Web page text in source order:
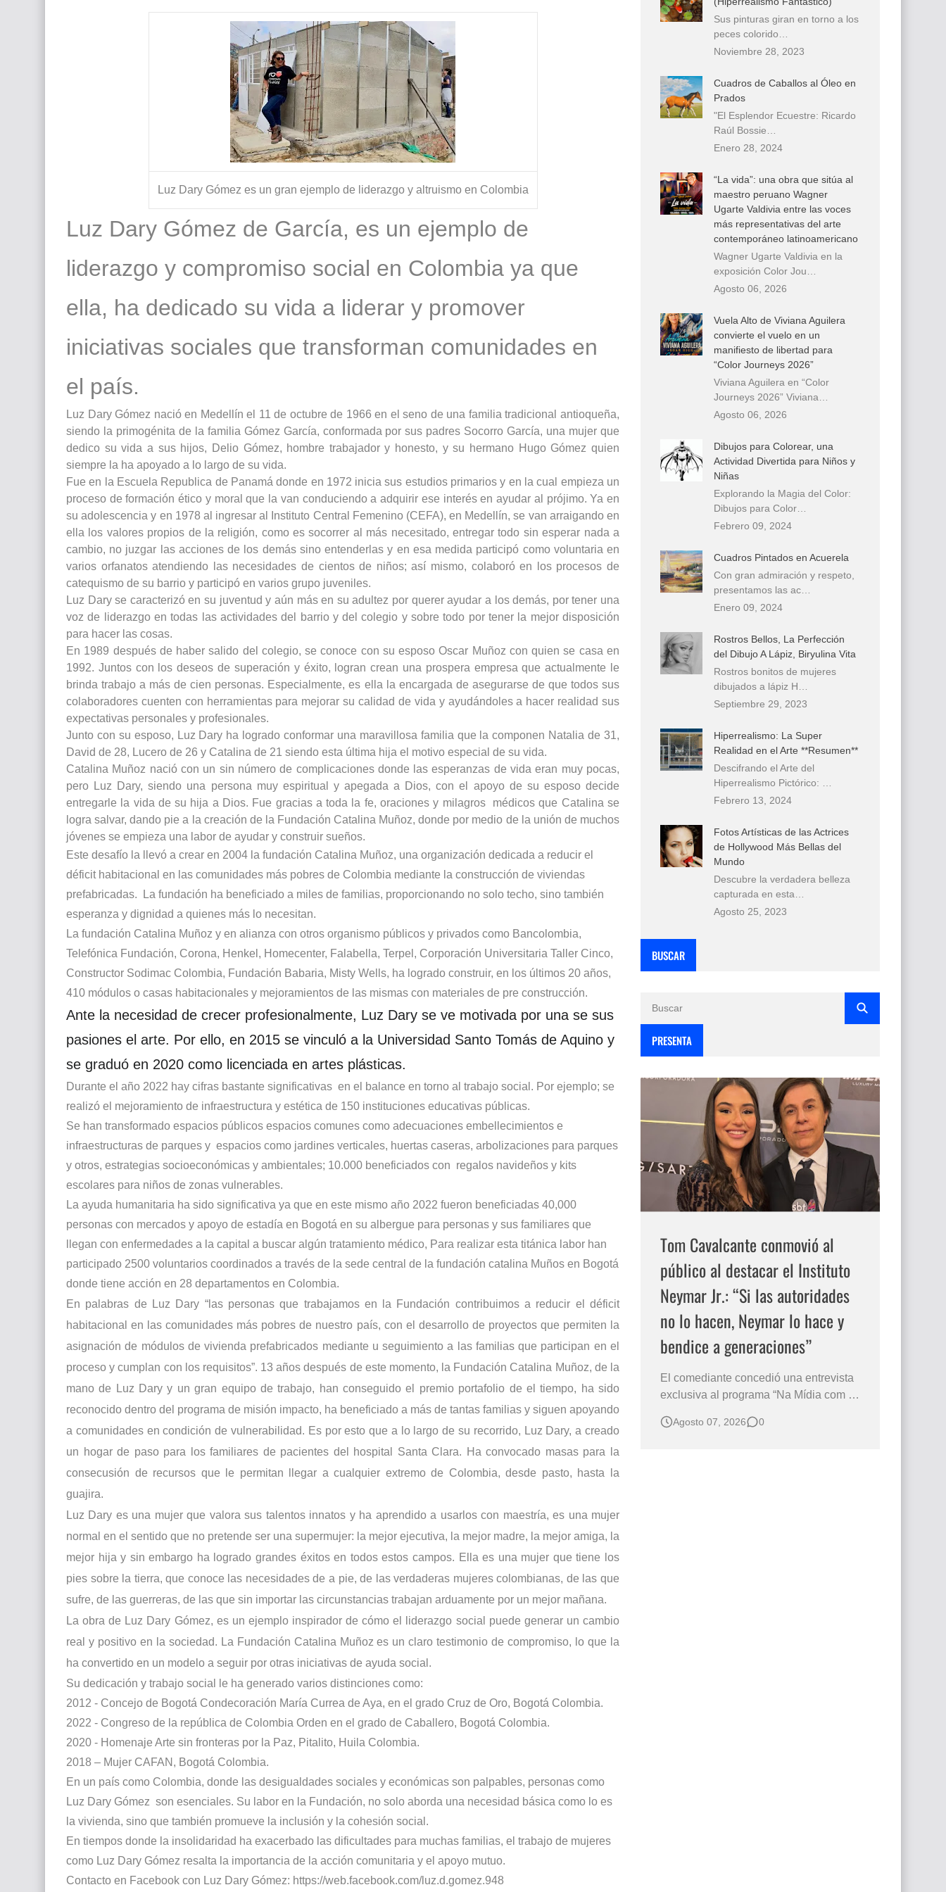
Que significan los cuadros de negras africanas?
El mundo del arte en pintura surrealista
Luz Dary Gómez es un gran ejemplo de liderazgo y altruismo en Colombia
Luz Dary Gómez de García, es un ejemplo de
liderazgo y compromiso social en Colombia ya que
ella, ha dedicado su vida a liderar y promover
iniciativas sociales que transforman comunidades en
el país.
Luz Dary Gómez nació en Medellín el 11 de octubre de 1966 en el seno de una familia tradicional antioqueña,
siendo la primogénita de la familia Gómez García, conformada por sus padres Socorro García, una mujer que
dedico su vida a sus hijos, Delio Gómez, hombre trabajador y honesto, y su hermano Hugo Gómez quien
siempre la ha apoyado a lo largo de su vida.
Fue en la Escuela Republica de Panamá donde en 1972 inicia sus estudios primarios y en la cual empieza un
proceso de formación ético y moral que la van conduciendo a adquirir ese interés en ayudar al prójimo. Ya en
su adolescencia y en 1978 al ingresar al Instituto Central Femenino (CEFA), en Medellín, se van arraigando en
ella los valores propios de la religión, como es socorrer al más necesitado, entregar todo sin esperar nada a
cambio, no juzgar las acciones de los demás sino entenderlas y en esa medida participó como voluntaria en
varios orfanatos atendiendo las necesidades de cientos de niños; así mismo, colaboró en los procesos de
catequismo de su barrio y participó en varios grupo juveniles.
Luz Dary se caracterizó en su juventud y aún más en su adultez por querer ayudar a los demás, por tener una
voz de liderazgo en todas las actividades del barrio y del colegio y sobre todo por tener la mejor disposición
para hacer las cosas.
En 1989 después de haber salido del colegio, se conoce con su esposo Oscar Muñoz con quien se casa en
1992. Juntos con los deseos de superación y éxito, logran crean una prospera empresa que actualmente le
brinda trabajo a más de cien personas. Especialmente, es ella la encargada de asegurarse de que todos sus
colaboradores cuenten con herramientas para mejorar su calidad de vida y ayudándoles a hacer realidad sus
expectativas personales y profesionales.
Junto con su esposo, Luz Dary ha logrado conformar una maravillosa familia que la componen Natalia de 31,
David de 28, Lucero de 26 y Catalina de 21 siendo esta última hija el motivo especial de su vida.
Catalina Muñoz nació con un sin número de complicaciones donde las esperanzas de vida eran muy pocas,
pero Luz Dary, siendo una persona muy espiritual y apegada a Dios, con el apoyo de su esposo decide
entregarle la vida de su hija a Dios. Fue gracias a toda la fe, oraciones y milagros médicos que Catalina se
logra salvar, dando pie a la creación de la Fundación Catalina Muñoz, donde por medio de la unión de muchos
jóvenes se empieza una labor de ayudar y construir sueños.
Este desafío la llevó a crear en 2004 la fundación Catalina Muñoz, una organización dedicada a reducir el
déficit habitacional en las comunidades más pobres de Colombia mediante la construcción de viviendas
prefabricadas.
La fundación ha beneficiado a miles de familias, proporcionando no solo techo, sino también
esperanza y dignidad a quienes más lo necesitan.
La fundación Catalina Muñoz y en alianza con otros organismo públicos y privados como Bancolombia,
Telefónica Fundación, Corona, Henkel, Homecenter, Falabella, Terpel, Corporación Universitaria Taller Cinco,
Constructor Sodimac Colombia, Fundación Babaria, Misty Wells, ha logrado construir, en los últimos 20 años,
410 módulos o casas habitacionales y mejoramientos de las mismas con materiales de pre construcción.
Ante la necesidad de crecer profesionalmente, Luz Dary se ve motivada por una se sus
pasiones el arte. Por ello, en 2015 se vinculó a la Universidad Santo Tomás de Aquino y
se graduó en 2020 como licenciada en artes plásticas.
Durante el año 2022 hay cifras bastante significativas en el balance en torno al trabajo social. Por ejemplo; se
realizó el mejoramiento de infraestructura y estética de 150 instituciones educativas públicas.
Se han transformado espacios públicos espacios comunes como adecuaciones embellecimientos e
infraestructuras de parques y espacios como jardines verticales, huertas caseras, arbolizaciones para parques
y otros, estrategias socioeconómicas y ambientales; 10.000 beneficiados con regalos navideños y kits
escolares para niños de zonas vulnerables.
La ayuda humanitaria ha sido significativa ya que en este mismo año 2022 fueron beneficiadas 40,000
personas con mercados y apoyo de estadía en Bogotá en su albergue para personas y sus familiares que
llegan con enfermedades a la capital a buscar algún tratamiento médico, Para realizar esta titánica labor han
participado 2500 voluntarios coordinados a través de la sede central de la fundación catalina Muños en Bogotá
donde tiene acción en 28 departamentos en Colombia.
En palabras de Luz Dary “las personas que trabajamos en la Fundación contribuimos a reducir el déficit
habitacional en las comunidades más pobres de nuestro país, con el desarrollo de proyectos que permiten la
asignación de módulos de vivienda prefabricados mediante u seguimiento a las familias que participan en el
proceso y cumplan con los requisitos”. 13 años después de este momento, la Fundación Catalina Muñoz, de la
mano de Luz Dary y un gran equipo de trabajo, han conseguido el premio portafolio de el tiempo, ha sido
reconocido dentro del programa de misión impacto, ha beneficiado a más de tantas familias y siguen apoyando
a comunidades en condición de vulnerabilidad. Es por esto que a lo largo de su recorrido, Luz Dary, a creado
un hogar de paso para los familiares de pacientes del hospital Santa Clara. Ha convocado masas para la
consecusión de recursos que le permitan llegar a cualquier extremo de Colombia, desde pasto, hasta la
guajira.
Luz Dary es una mujer que valora sus talentos innatos y ha aprendido a usarlos con maestría, es una mujer
normal en el sentido que no pretende ser una supermujer: la mejor ejecutiva, la mejor madre, la mejor amiga, la
mejor hija y sin embargo ha logrado grandes éxitos en todos estos campos. Ella es una mujer que tiene los
pies sobre la tierra, que conoce las necesidades de a pie, de las verdaderas mujeres colombianas, de las que
sufre, de las guerreras, de las que sin importar las circunstancias trabajan arduamente por un mejor mañana.
La obra de Luz Dary Gómez, es un ejemplo inspirador de cómo el liderazgo social puede generar un cambio
real y positivo en la sociedad. La Fundación Catalina Muñoz es un claro testimonio de compromiso, lo que la
ha convertido en un modelo a seguir por otras iniciativas de ayuda social.
Su dedicación y trabajo social le ha generado varios distinciones como:
2012 - Concejo de Bogotá Condecoración María Currea de Aya, en el grado Cruz de Oro, Bogotá Colombia.
2022 - Congreso de la república de Colombia Orden en el grado de Caballero, Bogotá Colombia.
2020 - Homenaje Arte sin fronteras por la Paz, Pitalito, Huila Colombia.
2018 – Mujer CAFAN, Bogotá Colombia.
En un país como Colombia, donde las desigualdades sociales y económicas son palpables, personas como
Luz Dary Gómez son esenciales. Su labor en la Fundación, no solo aborda una necesidad básica como lo es
la vivienda, sino que también promueve la inclusión y la cohesión social.
En tiempos donde la insolidaridad ha exacerbado las dificultades para muchas familias, el trabajo de mujeres
como Luz Dary Gómez resalta la importancia de la acción comunitaria y el apoyo mutuo.
Contacto en Facebook con Luz Dary Gómez: https://web.facebook.com/luz.d.gomez.948
Sus pinturas giran en torno a los
peces colorido…
Noviembre 28, 2023
Cuadros de Caballos al Óleo en
Prados
"El Esplendor Ecuestre: Ricardo
Raúl Bossie…
Enero 28, 2024
“La vida”: una obra que sitúa al
maestro peruano Wagner
Ugarte Valdivia entre las voces
más representativas del arte
contemporáneo latinoamericano
Wagner Ugarte Valdivia en la
exposición Color Jou…
Agosto 06, 2026
Vuela Alto de Viviana Aguilera
convierte el vuelo en un
manifiesto de libertad para
“Color Journeys 2026”
Viviana Aguilera en “Color
Journeys 2026” Viviana…
Agosto 06, 2026
Dibujos para Colorear, una
Actividad Divertida para Niños y
Niñas
Explorando la Magia del Color:
Dibujos para Color…
Febrero 09, 2024
Cuadros Pintados en Acuerela
Con gran admiración y respeto,
presentamos las ac…
Enero 09, 2024
Rostros Bellos, La Perfección
del Dibujo A Lápiz, Biryulina Vita
Rostros bonitos de mujeres
dibujados a lápiz H…
Septiembre 29, 2023
Hiperrealismo: La Super
Realidad en el Arte **Resumen**
Descifrando el Arte del
Hiperrealismo Pictórico: …
Febrero 13, 2024
Fotos Artísticas de las Actrices
de Hollywood Más Bellas del
Mundo
Descubre la verdadera belleza
capturada en esta…
Agosto 25, 2023
BUSCAR
PRESENTA
Tom Cavalcante conmovió al
público al destacar el Instituto
Neymar Jr.: “Si las autoridades
no lo hacen, Neymar lo hace y
bendice a generaciones”
El comediante concedió una entrevista
exclusiva al programa “Na Mídia com a
Subasta del Instituto Neymar Jr., uno de
Agosto 07, 2026 0